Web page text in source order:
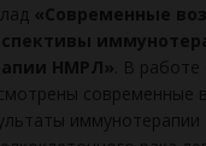
«Современные
НМРЛ» . В работе
современные
иммунотерапии